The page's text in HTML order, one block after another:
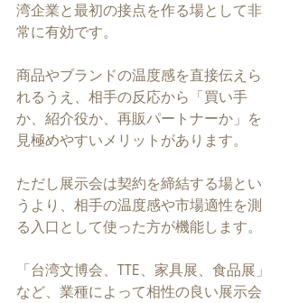
湾企業と最初の接点を作る場として非
常に有効です。
商品やブランドの温度感を直接伝えら
れるうえ、相手の反応から「買い手
か、紹介役か、再販パートナーか」を
見極めやすいメリットがあります。
ただし展示会は契約を締結する場とい
うより、相手の温度感や市場適性を測
る入口として使った方が機能します。
「台湾文博会、TTE、家具展、食品展」
など、業種によって相性の良い展示会